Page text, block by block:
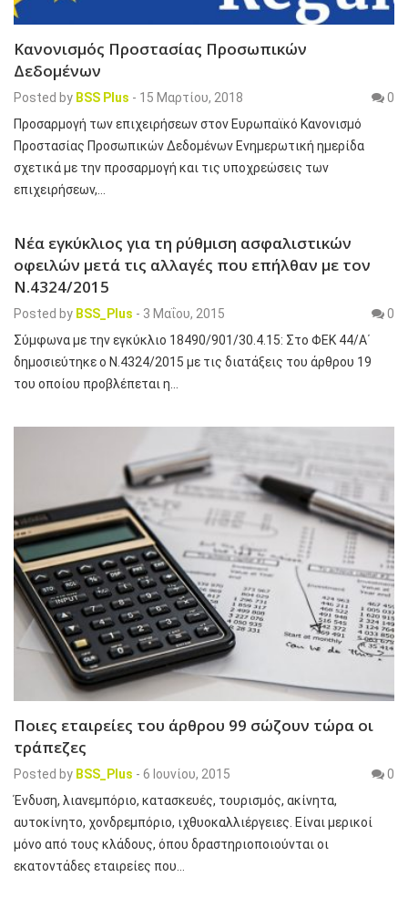
Κανονισμός Προστασίας Προσωπικών
Δεδομένων
Posted by BSS Plus - 15 Μαρτίου, 2018
0
Προσαρμογή των επιχειρήσεων στον Ευρωπαϊκό Κανονισμό
Προστασίας Προσωπικών Δεδομένων Ενημερωτική ημερίδα
σχετικά με την προσαρμογή και τις υποχρεώσεις των
επιχειρήσεων,…
Νέα εγκύκλιος για τη ρύθμιση ασφαλιστικών
οφειλών μετά τις αλλαγές που επήλθαν με τον
Ν.4324/2015
Posted by BSS_Plus - 3 Μαΐου, 2015
0
Σύμφωνα με την εγκύκλιο 18490/901/30.4.15: Στο ΦΕΚ 44/Α΄
δημοσιεύτηκε ο Ν.4324/2015 με τις διατάξεις του άρθρου 19
του οποίου προβλέπεται η…
Ποιες εταιρείες του άρθρου 99 σώζουν τώρα οι
τράπεζες
Posted by BSS_Plus - 6 Ιουνίου, 2015
0
Ένδυση, λιανεμπόριο, κατασκευές, τουρισμός, ακίνητα,
αυτοκίνητο, χονδρεμπόριο, ιχθυοκαλλιέργειες. Είναι μερικοί
μόνο από τους κλάδους, όπου δραστηριοποιούνται οι
εκατοντάδες εταιρείες που…